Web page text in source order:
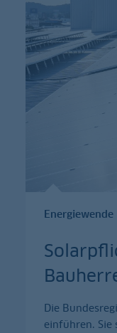
Energiewende
Die
einführen. Sie